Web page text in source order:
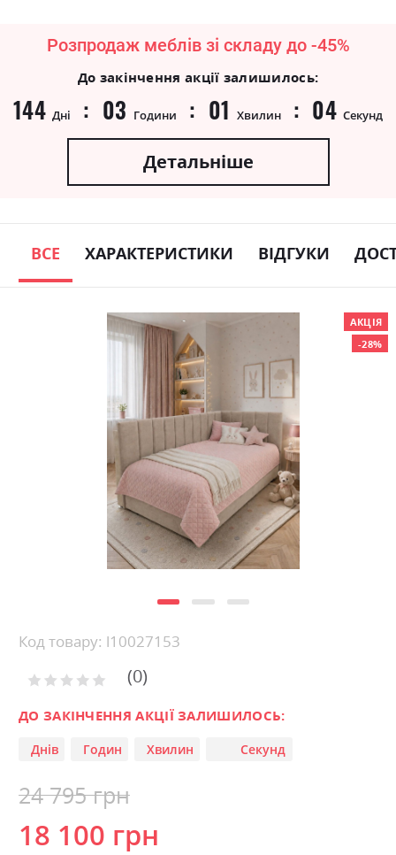
Розпродаж меблів зі складу до -45%
До закінчення акції залишилось:
144 Дні 03 Години 01 Хвилин 04 Секунд
Детальніше
ВСЕ ХАРАКТЕРИСТИКИ ВІДГУКИ
АКЦІЯ
-28%
Skip
the
of
images
Код товару: l10027153
Рейтинг: 0
ДО ЗАКІНЧЕННЯ АКЦІЇ ЗАЛИШИЛОСЬ:
Днів Годин Хвилин Секунд
18 100 грн
24 795 грн